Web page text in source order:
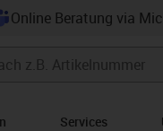
Online Beratung via
Services